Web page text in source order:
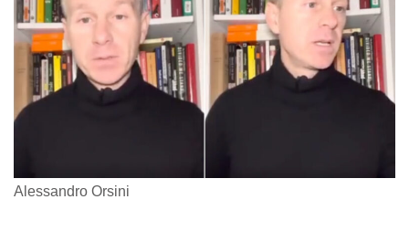
Alessandro Orsini